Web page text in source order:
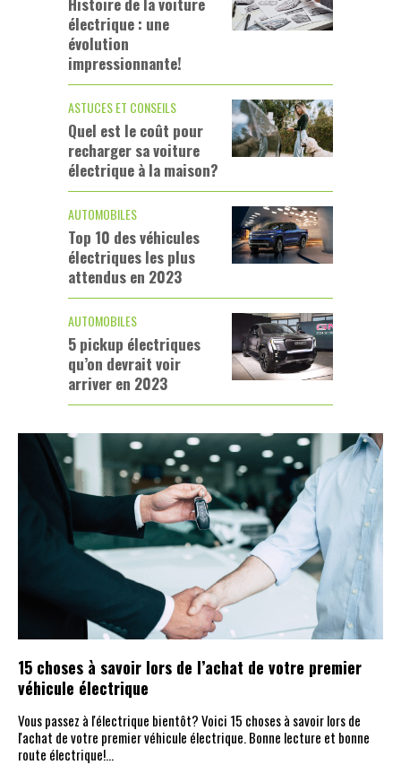
électrique : une
évolution
impressionnante!
ASTUCES ET CONSEILS
Quel est le coût pour
recharger sa voiture
électrique à la maison?
AUTOMOBILES
Top 10 des véhicules
électriques les plus
attendus en 2023
AUTOMOBILES
5 pickup électriques
qu’on devrait voir
arriver en 2023
15 choses à savoir lors de l’achat de votre premier
véhicule électrique
Vous passez à l'électrique bientôt? Voici 15 choses à savoir lors de
l'achat de votre premier véhicule électrique. Bonne lecture et bonne
route électrique!…